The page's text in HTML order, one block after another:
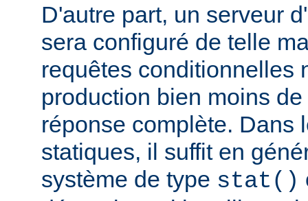
D'autre part, un serveur
sera configuré de telle
requêtes conditionnelles
production bien moins
réponse complète. Dans
statiques, il suffit en
système de type stat()